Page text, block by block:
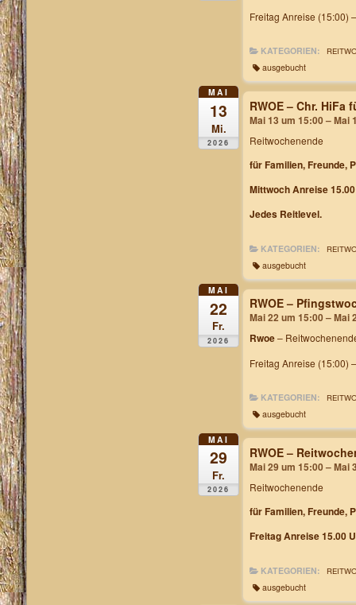
Freitag Anreise (15:00)
KATEGORIEN:
ausgebucht
MAI
13
Mi.
2026
RWOE – Chr. HiFa
Mai 13 um 15:00 – Mai
Reitwochenende
für Familien, Freunde,
Mittwoch Anreise
Jedes Reitlevel.
KATEGORIEN:
ausgebucht
MAI
22
Fr.
2026
RWOE –
Mai 22 um 15:00 – Mai
Rwoe–
Freitag Anreise (15:00)
KATEGORIEN:
ausgebucht
MAI
29
Fr.
2026
RWOE –
Mai 29 um 15:00 – Mai
Reitwochenende
für Familien, Freunde,
Freitag Anreise 15.00
KATEGORIEN:
ausgebucht